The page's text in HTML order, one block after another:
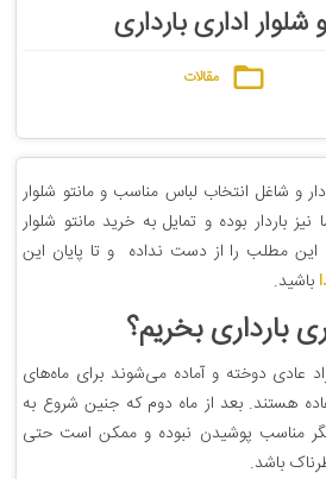
اداری بارداری
مقالات
و شاغل انتخاب لباس مناسب و مانتو شلوار
باردار بوده و تمایل به خرید مانتو شلوار
این مطلب را از دست نداده و تا پایان این
باشید.
بارداری بخریم؟
عادی دوخته و آماده می‌شوند برای ماه‌های
هستند. بعد از ماه دوم که جنین شروع به
مناسب پوشیدن نبوده و ممکن است حتی
باشد.